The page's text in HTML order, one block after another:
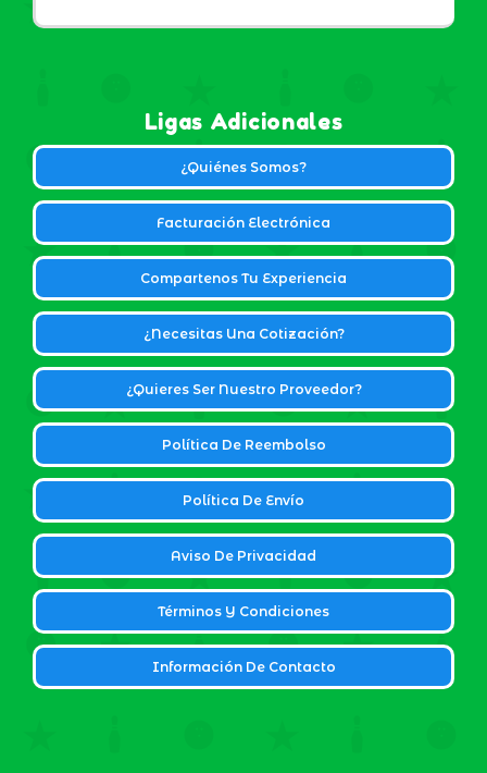
Ligas Adicionales
¿Quiénes Somos?
Facturación Electrónica
Compartenos Tu Experiencia
¿Necesitas Una Cotización?
¿Quieres Ser Nuestro Proveedor?
Política De Reembolso
Política De Envío
Aviso De Privacidad
Términos Y Condiciones
Información De Contacto